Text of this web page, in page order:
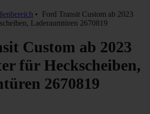
• Ford Transit Custom ab 2023
Laderaumtüren 2670819
Custom ab 2023
für Heckscheiben,
2670819